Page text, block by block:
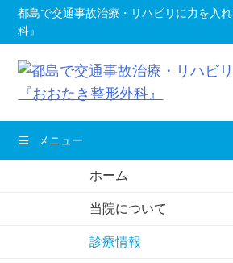
へ
都島で交通事故治療・リハビリに力を入
科』
メニュー
ホーム
当院について
診療情報